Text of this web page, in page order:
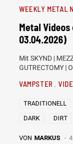
WEEKLY METAL
Metal Videos
03.04.2026)
Mit SKYND |
GUTRECTOMY |
VAMPSTER
TRADITIONELL
DARK
DIRT
VON MARKUS